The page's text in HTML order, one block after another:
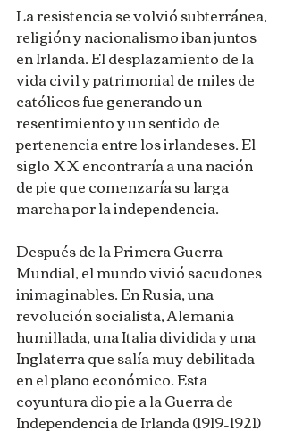
La resistencia se volvió subterránea,
religión y nacionalismo iban juntos
en Irlanda. El desplazamiento de la
vida civil y patrimonial de miles de
católicos fue generando un
resentimiento y un sentido de
pertenencia entre los irlandeses. El
siglo XX encontraría a una nación
de pie que comenzaría su larga
marcha por la independencia.
Después de la Primera Guerra
Mundial, el mundo vivió sacudones
inimaginables. En Rusia, una
revolución socialista, Alemania
humillada, una Italia dividida y una
Inglaterra que salía muy debilitada
en el plano económico. Esta
coyuntura dio pie a la Guerra de
Independencia de Irlanda (1919–1921)